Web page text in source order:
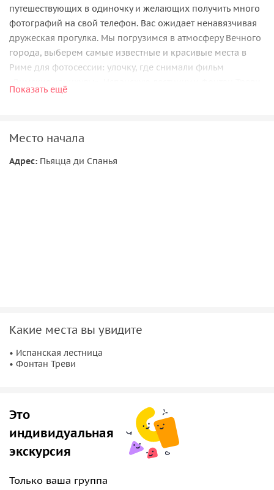
путешествующих в одиночку и желающих получить много
фотографий на свой телефон. Вас ожидает ненавязчивая
дружеская прогулка. Мы погрузимся в атмосферу Вечного
города, выберем самые известные и красивые места в
Риме для фотосессии: улочку, где снимали фильм
Вам не только предоставится возможность
достопримечательности!
В процессе нашей прогулки я расскажу вам о истории тех
Показать ещё
Место начала
Адрес: Пьяцца ди Спанья
Какие места вы увидите
• Испанская лестница
• Фонтан Треви
Это
индивидуальная
экскурсия
Только ваша группа